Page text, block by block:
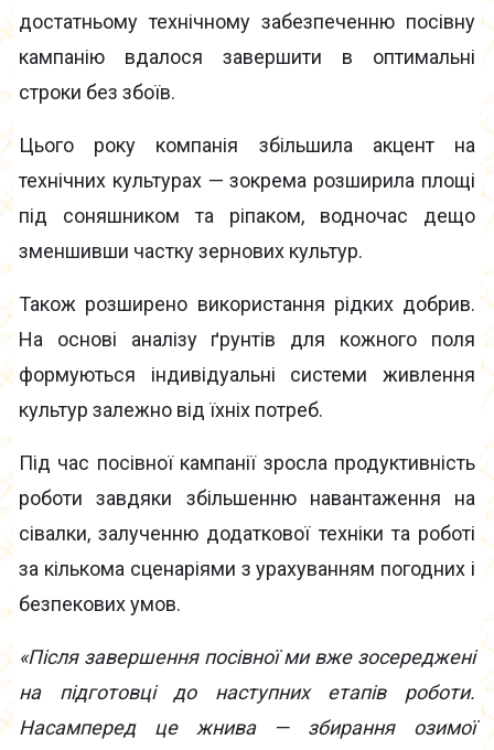
достатньому технічному забезпеченню посівну
кампанію вдалося завершити в оптимальні
строки без збоїв.
Цього року компанія збільшила акцент на
технічних культурах — зокрема розширила площі
під соняшником та ріпаком, водночас дещо
зменшивши частку зернових культур.
Також розширено використання рідких добрив.
На основі аналізу ґрунтів для кожного поля
формуються індивідуальні системи живлення
культур залежно від їхніх потреб.
Під час посівної кампанії зросла продуктивність
роботи завдяки збільшенню навантаження на
сівалки, залученню додаткової техніки та роботі
за кількома сценаріями з урахуванням погодних і
безпекових умов.
«Після завершення посівної ми вже зосереджені
на підготовці до наступних етапів роботи.
Насамперед це жнива — збирання озимої